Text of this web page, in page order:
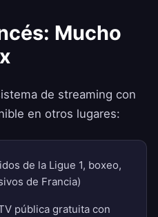
Mucho
de streaming con
en otros lugares:
de la Ligue 1, boxeo,
de Francia)
pública gratuita con